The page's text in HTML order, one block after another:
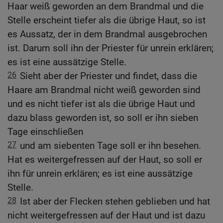
Haar weiß geworden an dem Brandmal und die
Stelle erscheint tiefer als die übrige Haut, so ist
es Aussatz, der in dem Brandmal ausgebrochen
ist. Darum soll ihn der Priester für unrein erklären;
es ist eine aussätzige Stelle.
26 Sieht aber der Priester und findet, dass die
Haare am Brandmal nicht weiß geworden sind
und es nicht tiefer ist als die übrige Haut und
dazu blass geworden ist, so soll er ihn sieben
Tage einschließen
27 und am siebenten Tage soll er ihn besehen.
Hat es weitergefressen auf der Haut, so soll er
ihn für unrein erklären; es ist eine aussätzige
Stelle.
28 Ist aber der Flecken stehen geblieben und hat
nicht weitergefressen auf der Haut und ist dazu